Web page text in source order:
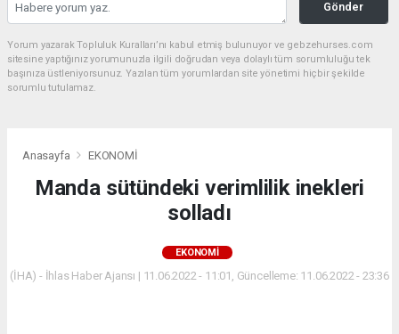
Gönder
Yorum yazarak Topluluk Kuralları’nı kabul etmiş bulunuyor ve gebzehurses.com
sitesine yaptığınız yorumunuzla ilgili doğrudan veya dolaylı tüm sorumluluğu tek
başınıza üstleniyorsunuz. Yazılan tüm yorumlardan site yönetimi hiçbir şekilde
sorumlu tutulamaz.
Anasayfa EKONOMİ
Manda sütündeki verimlilik inekleri
solladı
EKONOMİ
(İHA) - İhlas Haber Ajansı | 11.06.2022 - 11:01, Güncelleme: 11.06.2022 - 23:36